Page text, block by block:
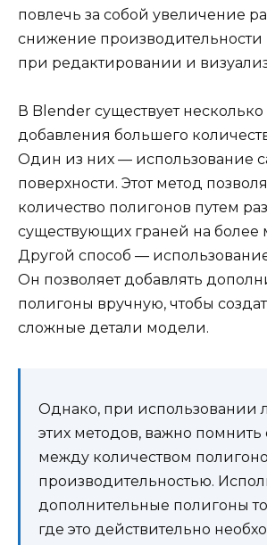
повлечь за собой увеличение
снижение
при редактировании и
В Blender существует несколько
добавления большего
Один из них — использование
поверхности. Этот метод
количество полигонов путем
существующих граней на более
Другой способ —
Он позволяет добавлять
полигоны вручную, чтобы
сложные детали модели.
Однако, при использовании
этих методов, важно помнить
между количеством
производительностью.
дополнительные полигоны
где это действительно